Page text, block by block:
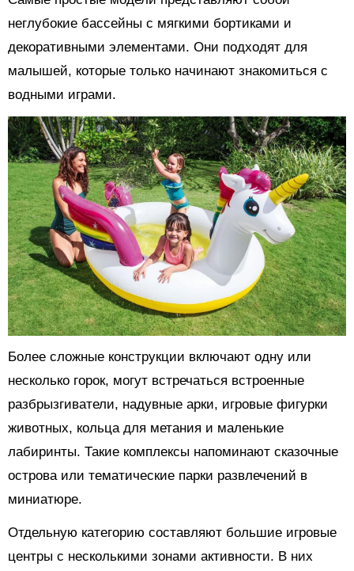
неглубокие бассейны с мягкими бортиками и
декоративными элементами. Они подходят для
малышей, которые только начинают знакомиться с
водными играми.
Более сложные конструкции включают одну или
несколько горок, могут встречаться встроенные
разбрызгиватели, надувные арки, игровые фигурки
животных, кольца для метания и маленькие
лабиринты. Такие комплексы напоминают сказочные
острова или тематические парки развлечений в
миниатюре.
Отдельную категорию составляют большие игровые
центры с несколькими зонами активности. В них